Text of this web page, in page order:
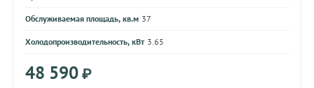
Обслуживаемая площадь, кв.м 37
Холодопроизводительность, кВт 3.65
48 590 ₽